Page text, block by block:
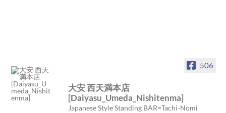
506
大安 西天満本店
[Daiyasu_Umeda_Nishitenma]
Japanese Style Standing BAR=Tachi-Nomi